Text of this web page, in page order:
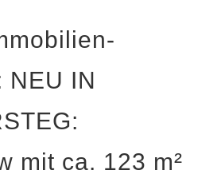
NEU IN
mit ca. 123 m²